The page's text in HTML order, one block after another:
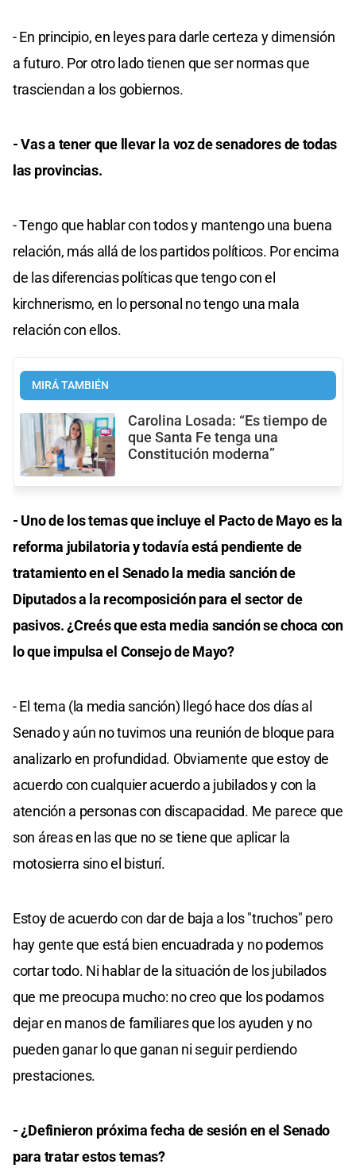
- En principio, en leyes para darle certeza y dimensión
a futuro. Por otro lado tienen que ser normas que
trasciendan a los gobiernos.
- Vas a tener que llevar la voz de senadores de todas
las provincias.
- Tengo que hablar con todos y mantengo una buena
relación, más allá de los partidos políticos. Por encima
de las diferencias políticas que tengo con el
kirchnerismo, en lo personal no tengo una mala
relación con ellos.
MIRÁ TAMBIÉN
Carolina Losada: “Es tiempo de
que Santa Fe tenga una
Constitución moderna”
- Uno de los temas que incluye el Pacto de Mayo es la
reforma jubilatoria y todavía está pendiente de
tratamiento en el Senado la media sanción de
Diputados a la recomposición para el sector de
pasivos. ¿Creés que esta media sanción se choca con
lo que impulsa el Consejo de Mayo?
- El tema (la media sanción) llegó hace dos días al
Senado y aún no tuvimos una reunión de bloque para
analizarlo en profundidad. Obviamente que estoy de
acuerdo con cualquier acuerdo a jubilados y con la
atención a personas con discapacidad. Me parece que
son áreas en las que no se tiene que aplicar la
motosierra sino el bisturí.
Estoy de acuerdo con dar de baja a los "truchos" pero
hay gente que está bien encuadrada y no podemos
cortar todo. Ni hablar de la situación de los jubilados
que me preocupa mucho: no creo que los podamos
dejar en manos de familiares que los ayuden y no
pueden ganar lo que ganan ni seguir perdiendo
prestaciones.
- ¿Definieron próxima fecha de sesión en el Senado
para tratar estos temas?